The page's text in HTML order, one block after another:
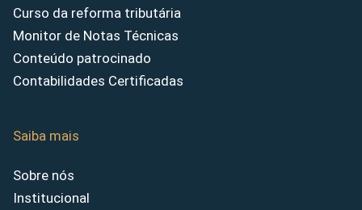
Curso da reforma tributária
Monitor de Notas Técnicas
Conteúdo patrocinado
Contabilidades Certificadas
Saiba mais
Sobre nós
Institucional